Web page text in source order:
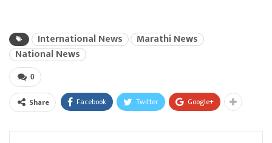
International News
Marathi News
National News
0
Share Facebook Twitter Google+